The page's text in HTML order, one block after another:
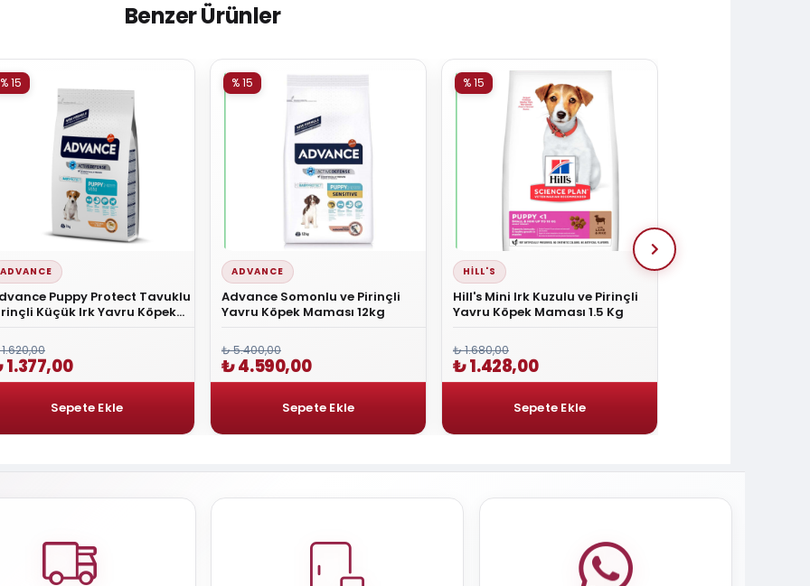
Benzer Ürünler
ADVANCE
Puppy Protect Tavuklu &
Küçük Irk Yavru Köpek
% 15
1.377,00
ADVANCE
Advance Somonlu ve Pirinçli
Yavru Köpek Maması 12kg
% 15
₺ 5.400,00
₺ 4.590,00
HILL'S
Hill's Mini Irk Kuzulu ve Pirinçli
Yavru Köpek Maması 1.5 Kg
% 15
₺ 1.680,00
₺ 1.428,00